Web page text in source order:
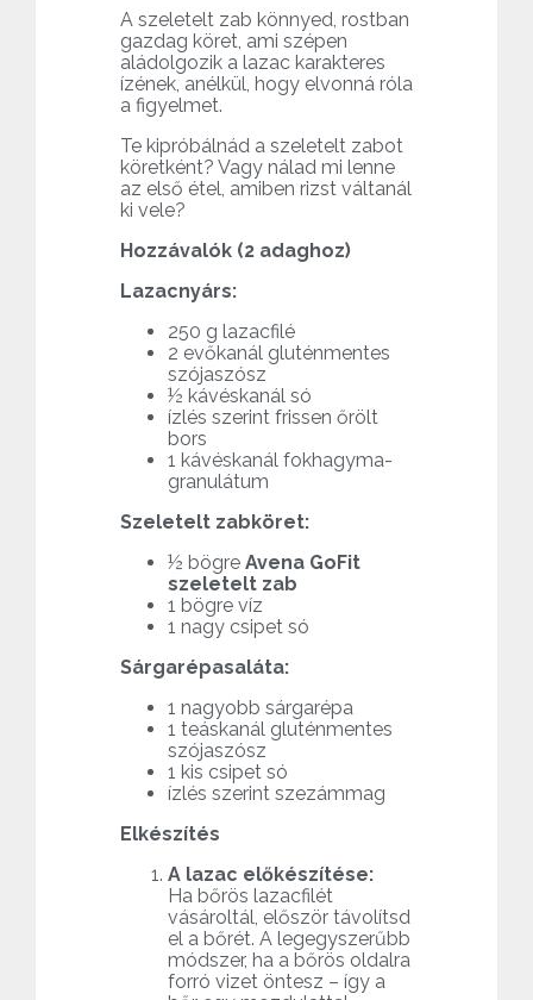
A szeletelt zab könnyed, rostban
gazdag köret, ami szépen
aládolgozik a lazac karakteres
ízének, anélkül, hogy elvonná róla
a figyelmet.
Te kipróbálnád a szeletelt zabot
köretként? Vagy nálad mi lenne
az első étel, amiben rizst váltanál
ki vele?
Hozzávalók (2 adaghoz)
Lazacnyárs:
250 g lazacfilé
2 evőkanál gluténmentes
szójaszósz
½ kávéskanál só
ízlés szerint frissen őrölt
bors
1 kávéskanál fokhagyma-
granulátum
Szeletelt zabköret:
½ bögre Avena GoFit
szeletelt zab
1 bögre víz
1 nagy csipet só
Sárgarépasaláta:
1 nagyobb sárgarépa
1 teáskanál gluténmentes
szójaszósz
1 kis csipet só
ízlés szerint szezámmag
Elkészítés
A lazac előkészítése:
Ha bőrös lazacfilét
vásároltál, először távolítsd
el a bőrét. A legegyszerűbb
módszer, ha a bőrös oldalra
forró vizet öntesz – így a